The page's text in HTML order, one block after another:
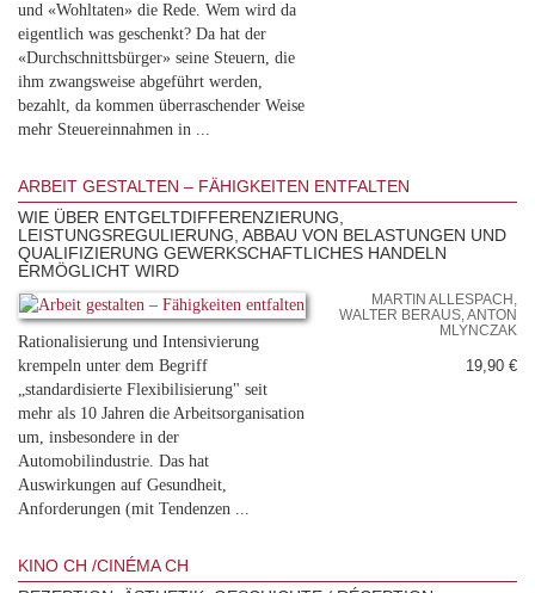
und «Wohltaten» die Rede. Wem wird da
eigentlich was geschenkt? Da hat der
«Durchschnittsbürger» seine Steuern, die
ihm zwangsweise abgeführt werden,
bezahlt, da kommen überraschender Weise
mehr Steuereinnahmen in ...
ARBEIT GESTALTEN – FÄHIGKEITEN ENTFALTEN
WIE ÜBER ENTGELTDIFFERENZIERUNG,
LEISTUNGSREGULIERUNG, ABBAU VON BELASTUNGEN UND
QUALIFIZIERUNG GEWERKSCHAFTLICHES HANDELN
ERMÖGLICHT WIRD
Rationalisierung und Intensivierung
krempeln unter dem Begriff
„standardisierte Flexibilisierung" seit
mehr als 10 Jahren die Arbeitsorganisation
um, insbesondere in der
Automobilindustrie. Das hat
Auswirkungen auf Gesundheit,
Anforderungen (mit Tendenzen ...
MARTIN ALLESPACH,
WALTER BERAUS, ANTON
MLYNCZAK
19,90 €
KINO CH /CINÉMA CH